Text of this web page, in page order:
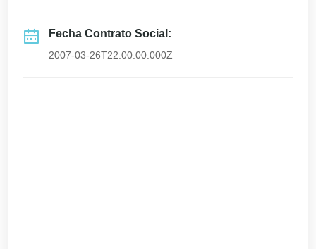
Fecha Contrato Social:
2007-03-26T22:00:00.000Z